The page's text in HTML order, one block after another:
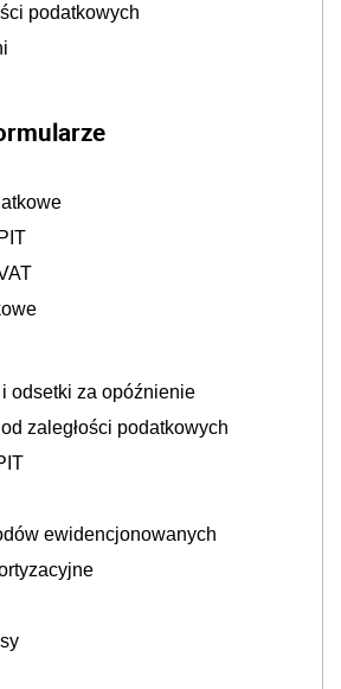
podatkowych
odsetki za opóźnienie
zaległości podatkowych
ewidencjonowanych